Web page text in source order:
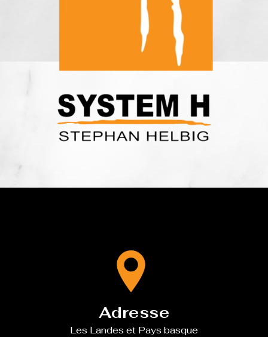
Adresse
Les Landes et Pays basque